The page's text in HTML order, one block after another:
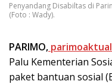
Penyandang Disabiltas di
(Foto : Wady).
PARIMO,
Palu Kementerian
paket bantuan sosial